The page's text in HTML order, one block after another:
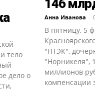
тело
дело о
146
Анна Иванова -
В пятницу, 5
"НТЭК",
"Норникеля",
миллионов
компенсации